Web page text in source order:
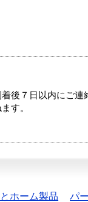
後７日以内にご
す。
ホーム製品 パ